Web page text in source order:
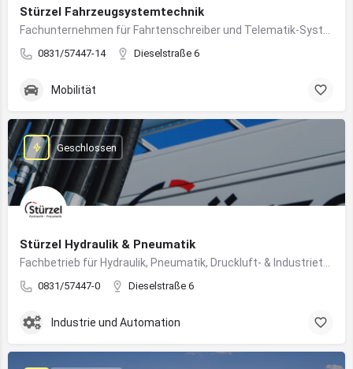
Stürzel Fahrzeugsystemtechnik
0831/57447-14 Dieselstraße 6
Mobilität
Stürzel Hydraulik & Pneumatik
0831/57447-0 Dieselstraße 6
Geschlossen
Industrie und Automation